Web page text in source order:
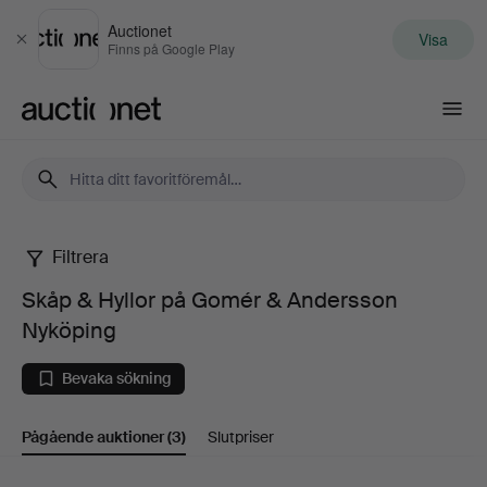
Stäng
Auctionet
Finns på Google Play Visa
Skåp
Hyllor
på
Filtrera
Skåp & Hyllor på Gomér & Andersson
Nyköping
Bevaka sökning
Pågående auktioner(3) Slutpriser